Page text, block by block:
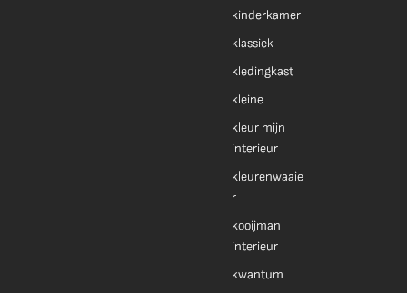
kinderkamer
klassiek
kledingkast
kleine
kleur mijn
interieur
kleurenwaaie
r
kooijman
interieur
kwantum